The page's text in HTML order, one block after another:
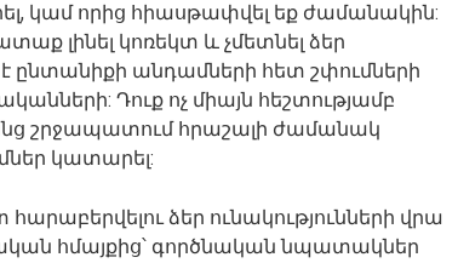
կամ որից հիասթափվել եք ժամանակին:
լինել կոռեկտ և չմետնել ձեր
ընտանիքի անդամների հետ շփումների
Դուք ոչ միայն հեշտությամբ
շրջապատում հրաշալի ժամանակ
կատարել:
ձեր ունակությունների վրա
հմայքից՝ գործնական նպատակներ